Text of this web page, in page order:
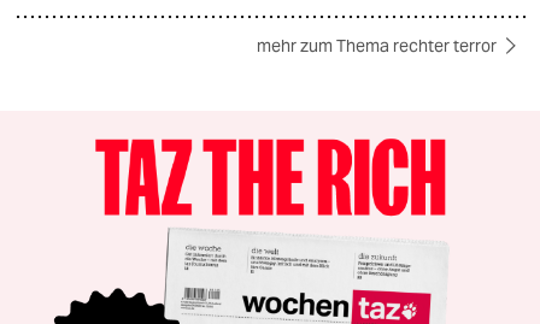
mehr zum Thema rechter terror